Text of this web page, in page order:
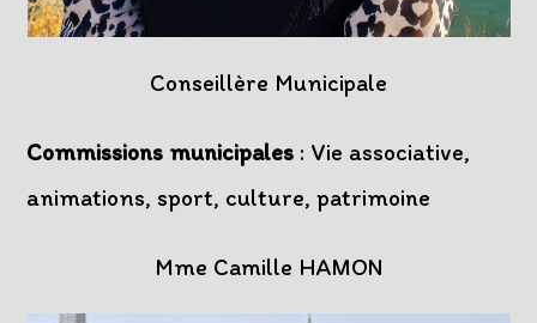
Conseillère Municipale
Commissions municipales : Vie associative,
animations, sport, culture, patrimoine
Mme Camille HAMON